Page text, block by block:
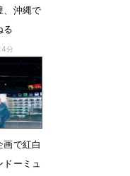
、沖縄で
る
分
画で紅白
ーミュ